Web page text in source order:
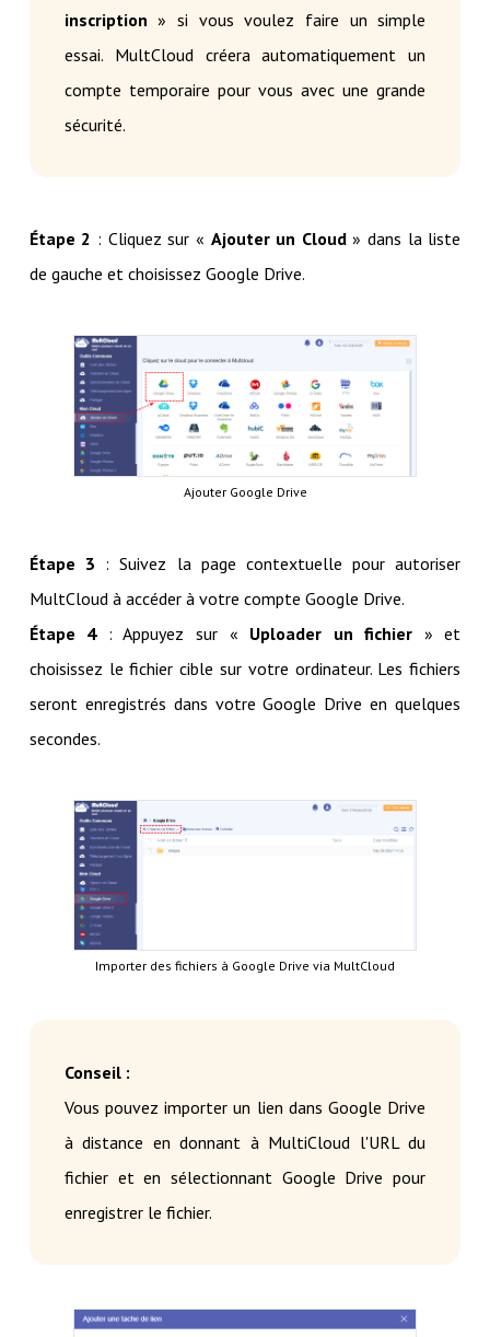
inscription » si vous voulez faire un simple
essai. MultCloud créera automatiquement un
compte temporaire pour vous avec une grande
sécurité.
Étape 2 : Cliquez sur « Ajouter un Cloud» dans la liste
de gauche et choisissez Google Drive.
Ajouter Google Drive
Étape 3 : Suivez la page contextuelle pour autoriser
MultCloud à accéder à votre compte Google Drive.
Étape 4 : Appuyez sur « Uploader un fichier » et
choisissez le fichier cible sur votre ordinateur. Les fichiers
seront enregistrés dans votre Google Drive en quelques
secondes.
Importer des fichiers à Google Drive via MultCloud
Conseil :
Vous pouvez importer un lien dans Google Drive
à distance en donnant à MultiCloud l'URL du
fichier et en sélectionnant Google Drive pour
enregistrer le fichier.